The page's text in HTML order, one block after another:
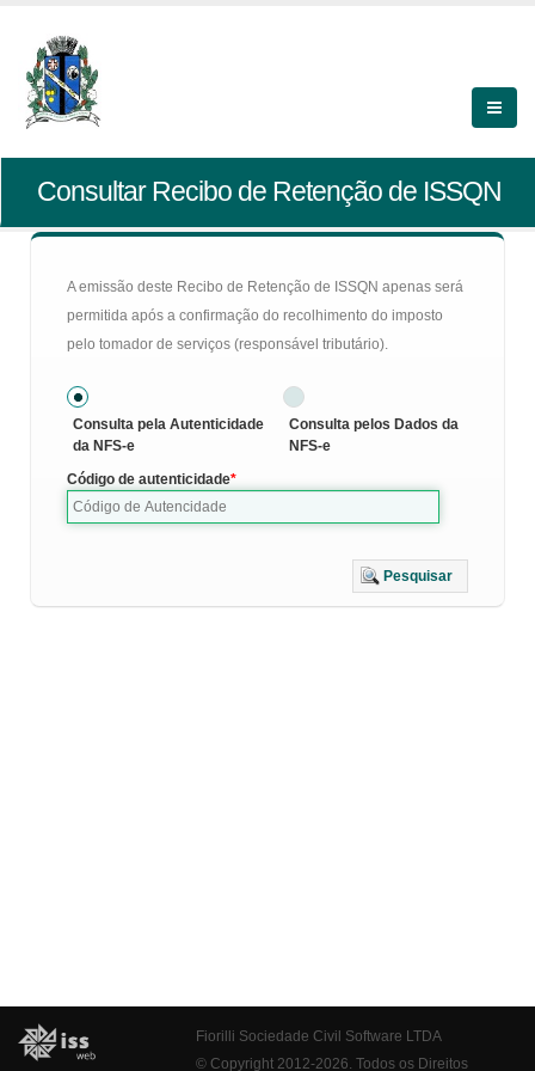
Consultar Recibo de Retenção de ISSQN
A emissão deste Recibo de Retenção de ISSQN apenas será
permitida após a confirmação do recolhimento do imposto
pelo tomador de serviços (responsável tributário).
Consulta pela Autenticidade
da NFS-e
Consulta pelos Dados da
NFS-e
Código de autenticidade
Pesquisar
Fiorilli Sociedade Civil Software LTDA
© Copyright 2012-2026. Todos os Direitos